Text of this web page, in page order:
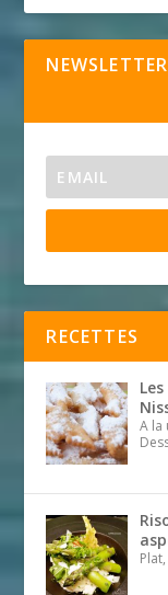
NEWSLETTER
RECETTES
A la